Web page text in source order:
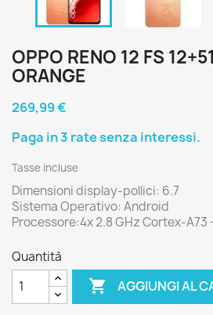
OPPO RENO 12 FS
ORANGE
269,99 €
Tasse incluse
Dimensioni display-pollici: 6.7
Sistema Operativo: Android
Processore:4x 2.8 GHz Cortex-A73
Quantità
 AGGIUNGI AL